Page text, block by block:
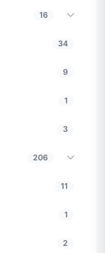
16
34
9
1
3
206
11
1
2